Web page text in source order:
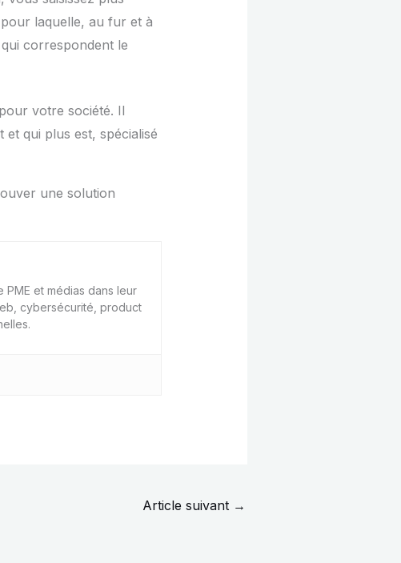
laquelle, au fur et à
correspondent le
votre société. Il
qui plus est, spécialisé
une solution
PME et médias dans leur
cybersécurité, product
Article suivant →